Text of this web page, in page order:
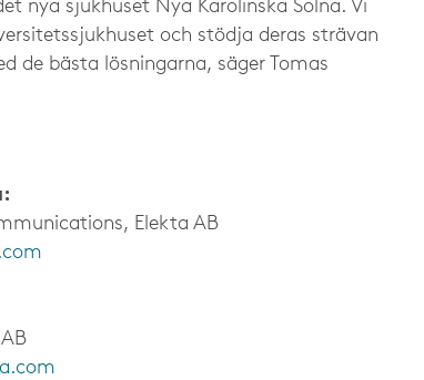
nya sjukhuset Nya Karolinska Solna. Vi
och stödja deras strävan
bästa lösningarna, säger Tomas
Elekta AB